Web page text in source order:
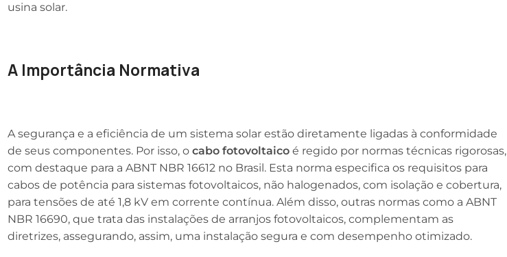
usina solar.
A Importância Normativa
A segurança e a eficiência de um sistema solar estão diretamente ligadas à conformidade
de seus componentes. Por isso, o cabo fotovoltaico é regido por normas técnicas rigorosas,
com destaque para a ABNT NBR 16612 no Brasil. Esta norma especifica os requisitos para
cabos de potência para sistemas fotovoltaicos, não halogenados, com isolação e cobertura,
para tensões de até 1,8 kV em corrente contínua. Além disso, outras normas como a ABNT
NBR 16690, que trata das instalações de arranjos fotovoltaicos, complementam as
diretrizes, assegurando, assim, uma instalação segura e com desempenho otimizado.